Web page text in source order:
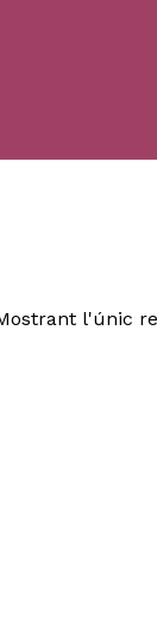
l'únic